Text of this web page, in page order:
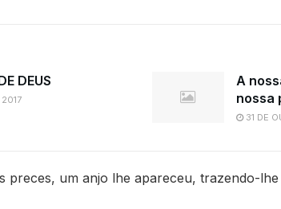
DEUS
A
nossa
31 DE
preces, um anjo lhe apareceu, trazendo-